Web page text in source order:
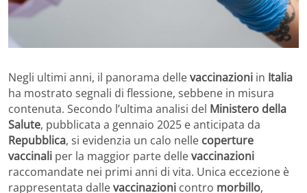
Negli ultimi anni, il panorama dellevaccinazioni in Italia
ha mostrato segnali di flessione, sebbene in misura
contenuta. Secondo l’ultima analisi del Ministero della
Salute, pubblicata a gennaio 2025 e anticipata da
Repubblica, si evidenzia un calo nelle coperture
vaccinali per la maggior parte dellevaccinazioni
raccomandate nei primi anni di vita. Unica eccezione è
rappresentata dallevaccinazioni contro morbillo,